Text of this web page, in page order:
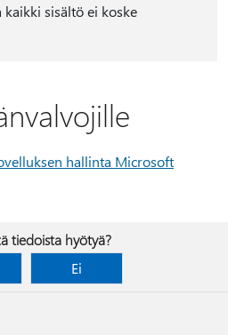
sisältö ei koske
hallinta Microsoft
tiedoista hyötyä?
Ei